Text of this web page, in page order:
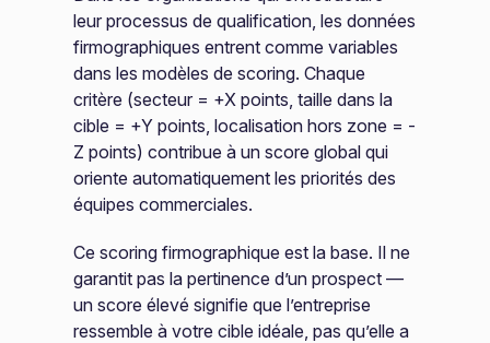
leur processus de qualification, les données
firmographiques entrent comme variables
dans les modèles de scoring. Chaque
critère (secteur = +X points, taille dans la
cible = +Y points, localisation hors zone = -
Z points) contribue à un score global qui
oriente automatiquement les priorités des
équipes commerciales.
Ce scoring firmographique est la base. Il ne
garantit pas la pertinence d’un prospect —
un score élevé signifie que l’entreprise
ressemble à votre cible idéale, pas qu’elle a